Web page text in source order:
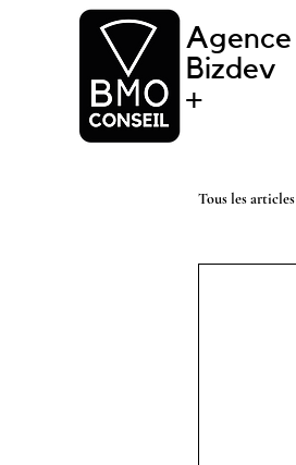
Agence
Bizdev
+
Tous les articles